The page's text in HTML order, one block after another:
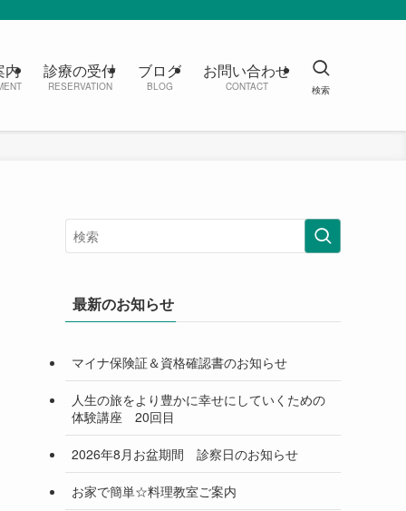
内 診療の受付
RESERVATION
ブログ
BLOG
お問い合わせ
CONTACT
最新のお知らせ
マイナ保険証＆資格確認書のお知らせ
人生の旅をより豊かに幸せにしていくための
体験講座 20回目
2026年8月お盆期間 診察日のお知らせ
お家で簡単☆料理教室ご案内